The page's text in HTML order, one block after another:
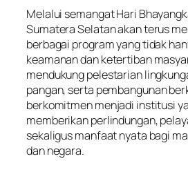
Melalui semangat Hari
Sumatera Selatan akan terus
berbagai program yang tidak
keamanan dan ketertiban
mendukung pelestarian
pangan, serta pembangunan
berkomitmen menjadi institusi
memberikan perlindungan,
sekaligus manfaat nyata bagi
dan negara.